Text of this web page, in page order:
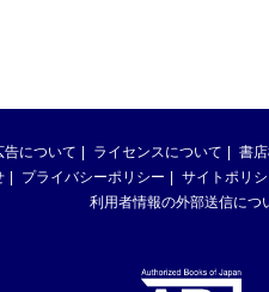
告について ライセンスについて 書
プライバシーポリシー サイトポリ
利用者情報の外部送信につ